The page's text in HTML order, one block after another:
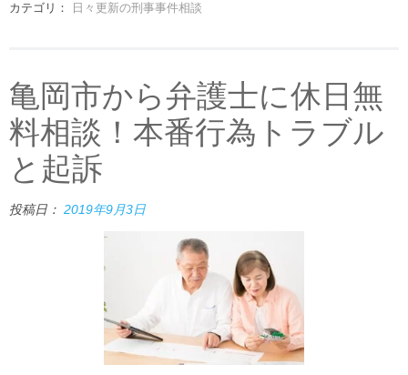
カテゴリ： 日々更新の刑事事件相談
亀岡市から弁護士に休日無
料相談！本番行為トラブル
と起訴
投稿日： 2019年9月3日